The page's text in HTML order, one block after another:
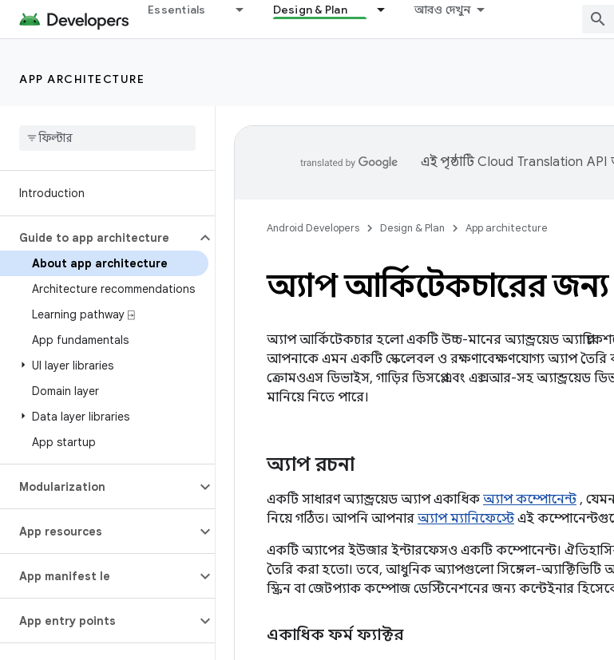
Essentials Design & Plan আরও দেখুন
APP ARCHITECTURE
Introduction
Guide to app architecture
About app architecture
Architecture recommendations
Learning pathway ⍈
App fundamentals
UI layer libraries
Domain layer
Data layer libraries
App startup
Modularization
App resources
App manifest file
App entry points
এই পৃষ্ঠাটিCloud Translation API
Android Developers Design & Plan App architecture
অ্যাপ আর্কিটেকচারের
অ্যাপ আর্কিটেকচার হলো একটি উচ্চ-মানের অ্যান্ড্রয়েড
আপনাকে এমন একটি স্কেলেবল ও রক্ষণাবেক্ষণযোগ্য অ্যাপ
ক্রোমওএস ডিভাইস, গাড়ির ডিসপ্লে এবং এক্সআর-সহ অ্যান্ড্রয়েড
মানিয়ে নিতে পারে।
অ্যাপ রচনা
একটি সাধারণ অ্যান্ড্রয়েড অ্যাপ একাধিক অ্যাপ কম্পোনেন্ট ,
নিয়ে গঠিত। আপনি আপনার অ্যাপ ম্যানিফেস্টেএই
একটি অ্যাপের ইউজার ইন্টারফেসও একটি কম্পোনেন্ট।
তৈরি করা হতো। তবে, আধুনিক অ্যাপগুলো সিঙ্গেল-অ্যাক্টিভিটি
স্ক্রিন বা জেটপ্যাক কম্পোজ ডেস্টিনেশনের জন্য কন্টেইনার
একাধিক ফর্ম ফ্যাক্টর